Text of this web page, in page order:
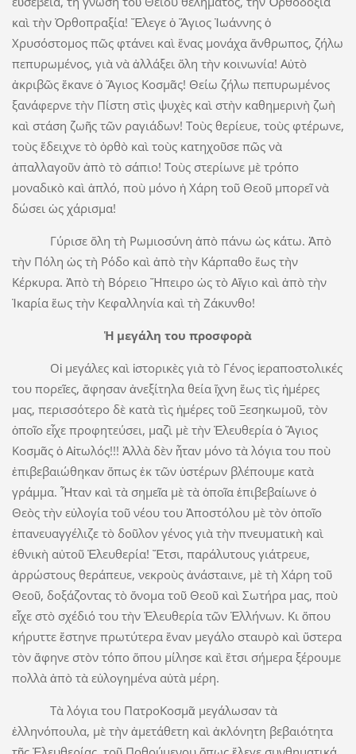
καὶ τὴν Ὀρθοπραξία! Ἔλεγε ὁ Ἅγιος Ἰωάννης ὁ
Χρυσόστομος πῶς φτάνει καὶ ἕνας μονάχα ἄνθρωπος, ζήλω
πεπυρωμένος, γιὰ νὰ ἀλλάξει ὅλη τὴν κοινωνία! Αὐτὸ
ἀκριβῶς ἔκανε ὁ Ἅγιος Κοσμᾶς! Θείω ζήλω πεπυρωμένος
ξανάφερνε τὴν Πίστη στὶς ψυχὲς καὶ στὴν καθημερινὴ ζωὴ
καὶ στάση ζωῆς τῶν ραγιάδων! Τοὺς θερίευε, τοὺς φτέρωνε,
τοὺς ἔδειχνε τὸ ὀρθὸ καὶ τοὺς κατηχοῦσε πῶς νὰ
ἀπαλλαγοῦν ἀπὸ τὸ σάπιο! Τοὺς στερίωνε μὲ τρόπο
μοναδικὸ καὶ ἁπλό, ποὺ μόνο ἡ Χάρη τοῦ Θεοῦ μπορεῖ νὰ
δώσει ὡς χάρισμα!
Γύρισε ὅλη τὴ Ρωμιοσύνη ἀπὸ πάνω ὡς κάτω. Ἀπὸ
τὴν Πόλη ὡς τὴ Ρόδο καὶ ἀπὸ τὴν Κάρπαθο ἕως τὴν
Κέρκυρα. Ἀπὸ τὴ Βόρειο Ἤπειρο ὡς τὸ Αἴγιο καὶ ἀπὸ τὴν
Ἰκαρία ἕως τὴν Κεφαλληνία καὶ τὴ Ζάκυνθο!
Ἡ μεγάλη του προσφορὰ
Οἱ μεγάλες καὶ ἱστορικὲς γιὰ τὸ Γένος ἱεραποστολικές
του πορεῖες, ἄφησαν ἀνεξίτηλα θεία ἴχνη ἕως τὶς ἡμέρες
μας, περισσότερο δὲ κατὰ τὶς ἡμέρες τοῦ Ξεσηκωμοῦ, τὸν
ὁποῖο εἶχε προφητεύσει, μαζὶ μὲ τὴν Ἐλευθερία ὁ Ἅγιος
Κοσμᾶς ὁ Αἰτωλός!!! Ἀλλὰ δὲν ἦταν μόνο τὰ λόγια του ποὺ
ἐπιβεβαιώθηκαν ὅπως ἐκ τῶν ὑστέρων βλέπουμε κατὰ
γράμμα. Ἦταν καὶ τὰ σημεῖα μὲ τὰ ὁποῖα ἐπιβεβαίωνε ὁ
Θεὸς τὴν εὐλογία τοῦ νέου του Ἀποστόλου μὲ τὸν ὁποῖο
ἐπανευαγγέλιζε τὸ δοῦλον γένος γιὰ τὴν πνευματικὴ καὶ
ἐθνικὴ αὐτοῦ Ἐλευθερία! Ἔτσι, παράλυτους γιάτρευε,
ἀρρώστους θεράπευε, νεκροὺς ἀνάσταινε, μὲ τὴ Χάρη τοῦ
Θεοῦ, δοξάζοντας τὸ ὄνομα τοῦ Θεοῦ καὶ Σωτήρα μας, ποὺ
εἶχε στὸ σχέδιό του τὴν Ἐλευθερία τῶν Ἑλλήνων. Κι ὅπου
κήρυττε ἔστηνε πρωτύτερα ἕναν μεγάλο σταυρὸ καὶ ὕστερα
τὸν ἄφηνε στὸν τόπο ὅπου μίλησε καὶ ἔτσι σήμερα ξέρουμε
πολλὰ ἀπὸ τὰ εὐλογημένα αὐτὰ μέρη.
Τὰ λόγια του ΠατροΚοσμᾶ μεγάλωσαν τὰ
ἑλληνόπουλα, μὲ τὴν ἀμετάθετη καὶ ἀκλόνητη βεβαιότητα